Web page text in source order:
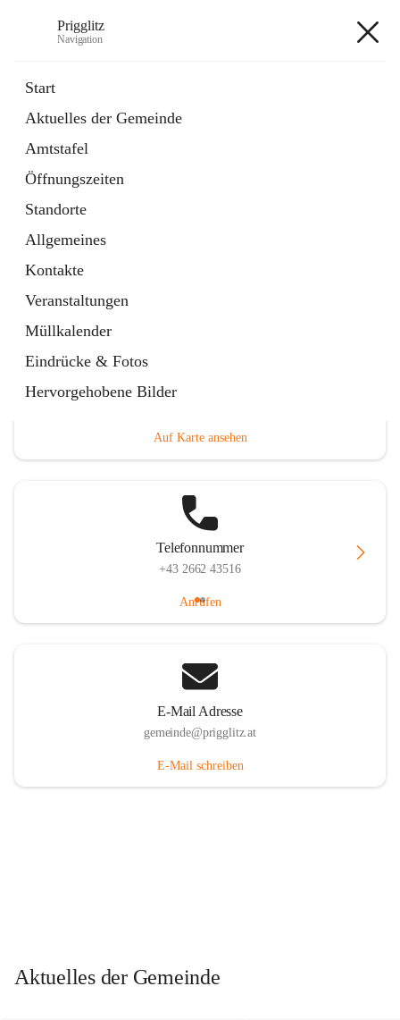
Prigglitz
Navigation
Start
Aktuelles der Gemeinde
Amtstafel
Öffnungszeiten
Standorte
Allgemeines
Kontakte
Veranstaltungen
Müllkalender
Eindrücke & Fotos
Hervorgehobene Bilder
Externe Webseite
in
Tab
Gemeindezeitung
Ordner
öffnet
in
neuem
Tab
Hauptadresse
Auf Karte ansehen
Telefonnummer
+43 2662 43516
Anrufen
E-Mail Adresse
gemeinde@prigglitz.at
E-Mail schreiben
Aktuelles der Gemeinde